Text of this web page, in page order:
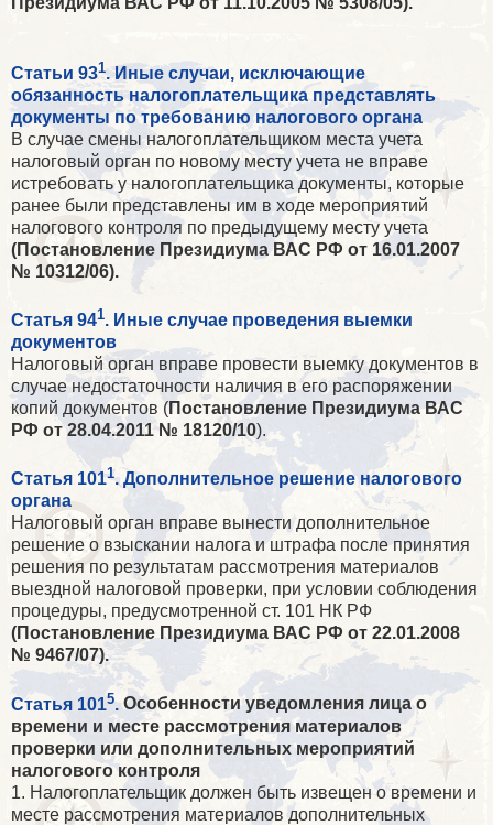
Статьи 931. Иные случаи, исключающие
обязанность налогоплательщика представлять
документы по требованию налогового органа
В случае смены налогоплательщиком места учета
налоговый орган по новому месту учета не вправе
истребовать у налогоплательщика документы, которые
ранее были представлены им в ходе мероприятий
налогового контроля по предыдущему месту учета
(Постановление Президиума ВАС РФ от 16.01.2007
№ 10312/06).
Статья 941. Иные случае проведения выемки
документов
Налоговый орган вправе провести выемку документов в
случае недостаточности наличия в его распоряжении
копий документов (Постановление Президиума ВАС
РФ от 28.04.2011 № 18120/10).
Статья 1011. Дополнительное решение налогового
органа
Налоговый орган вправе вынести дополнительное
решение о взыскании налога и штрафа после принятия
решения по результатам рассмотрения материалов
выездной налоговой проверки, при условии соблюдения
процедуры, предусмотренной ст. 101 НК РФ
(Постановление Президиума ВАС РФ от 22.01.2008
№ 9467/07).
Статья 1015.Особенности уведомления лица о
времени и месте рассмотрения материалов
проверки или дополнительных мероприятий
налогового контроля
1. Налогоплательщик должен быть извещен о времени и
месте рассмотрения материалов дополнительных